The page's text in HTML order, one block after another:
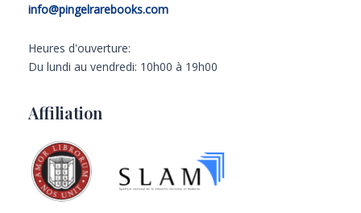
info@pingelrarebooks.com
Heures d'ouverture:
Du lundi au vendredi: 10h00 à 19h00
Affiliation